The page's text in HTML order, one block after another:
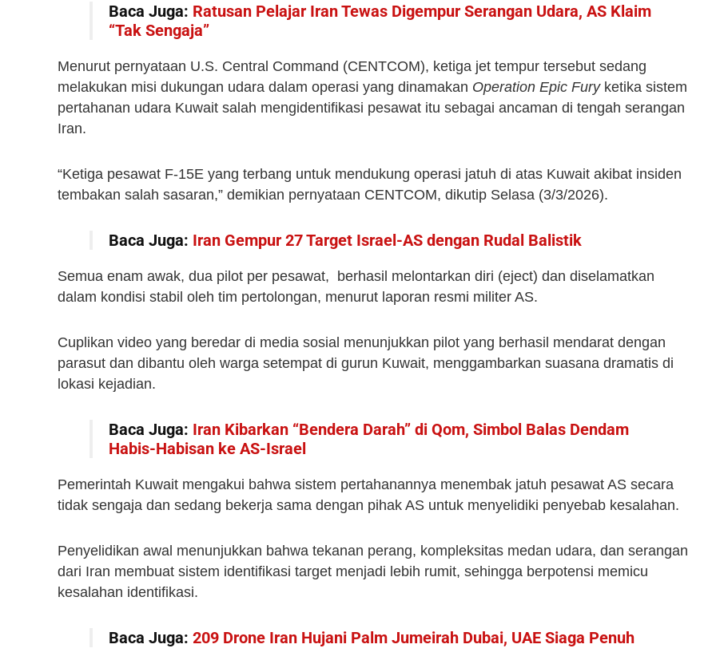
Baca Juga: Ratusan Pelajar Iran Tewas Digempur Serangan Udara, AS Klaim
“Tak Sengaja”
Menurut pernyataan U.S. Central Command (CENTCOM), ketiga jet tempur tersebut sedang
melakukan misi dukungan udara dalam operasi yang dinamakan Operation Epic Furyketika sistem
pertahanan udara Kuwait salah mengidentifikasi pesawat itu sebagai ancaman di tengah serangan
Iran.
“Ketiga pesawat F‑15E yang terbang untuk mendukung operasi jatuh di atas Kuwait akibat insiden
tembakan salah sasaran,” demikian pernyataan CENTCOM, dikutip Selasa (3/3/2026).
Baca Juga: Iran Gempur 27 Target Israel-AS dengan Rudal Balistik
Semua enam awak, dua pilot per pesawat, berhasil melontarkan diri (eject) dan diselamatkan
dalam kondisi stabil oleh tim pertolongan, menurut laporan resmi militer AS.
Cuplikan video yang beredar di media sosial menunjukkan pilot yang berhasil mendarat dengan
parasut dan dibantu oleh warga setempat di gurun Kuwait, menggambarkan suasana dramatis di
lokasi kejadian.
Baca Juga: Iran Kibarkan “Bendera Darah” di Qom, Simbol Balas Dendam
Habis-Habisan ke AS-Israel
Pemerintah Kuwait mengakui bahwa sistem pertahanannya menembak jatuh pesawat AS secara
tidak sengaja dan sedang bekerja sama dengan pihak AS untuk menyelidiki penyebab kesalahan.
Penyelidikan awal menunjukkan bahwa tekanan perang, kompleksitas medan udara, dan serangan
dari Iran membuat sistem identifikasi target menjadi lebih rumit, sehingga berpotensi memicu
kesalahan identifikasi.
Baca Juga: 209 Drone Iran Hujani Palm Jumeirah Dubai, UAE Siaga Penuh